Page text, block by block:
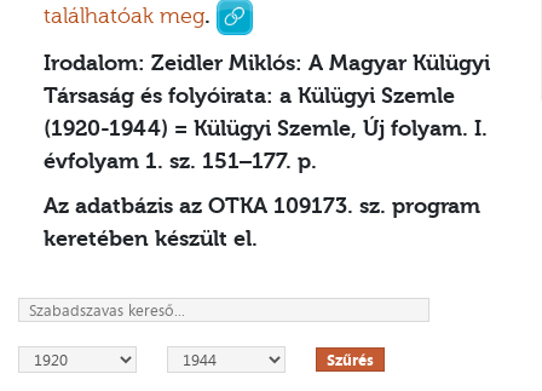
találhatóak meg.
Irodalom: Zeidler Miklós: A Magyar Külügyi
Társaság és folyóirata: a Külügyi Szemle
(1920-1944) = Külügyi Szemle, Új folyam. I.
évfolyam 1. sz. 151–177. p.
Az adatbázis az OTKA 109173. sz. program
keretében készült el.
Szűrés